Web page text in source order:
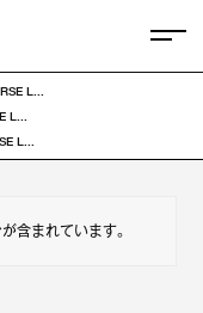
L...
L...
L...
含まれています。